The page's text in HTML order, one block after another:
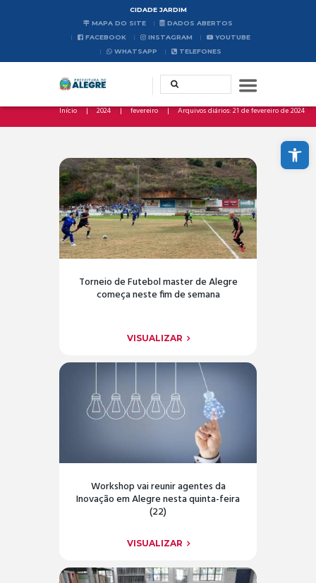
Abrir a barra de ferramentas
CIDADE JARDIM
MAPA DO SITE
DADOS ABERTOS
FACEBOOK
INSTAGRAM
YOUTUBE
WHATSAPP
TELEFONES
Início 2024 fevereiro Arquivos diários: 21 de fevereiro de 2024
Torneio de Futebol master de Alegre
começa neste fim de semana
VISUALIZAR
Workshop vai reunir agentes da
Inovação em Alegre nesta quinta-feira
(22)
VISUALIZAR